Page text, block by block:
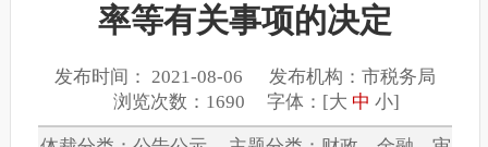
率等有关事项的决定
发布时间： 2021-08-06 发布机构：市税务局
浏览次数：1690 字体：[大 中 小]